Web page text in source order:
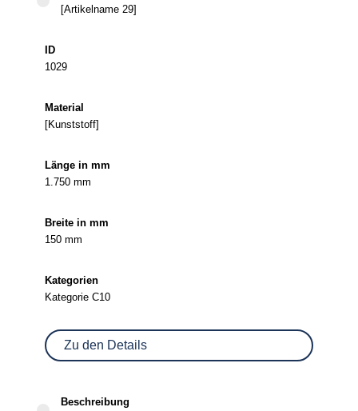
[Artikelname 29]
1029
[Kunststoff]
1.750 mm
150 mm
Kategorie C10
Zu den Details